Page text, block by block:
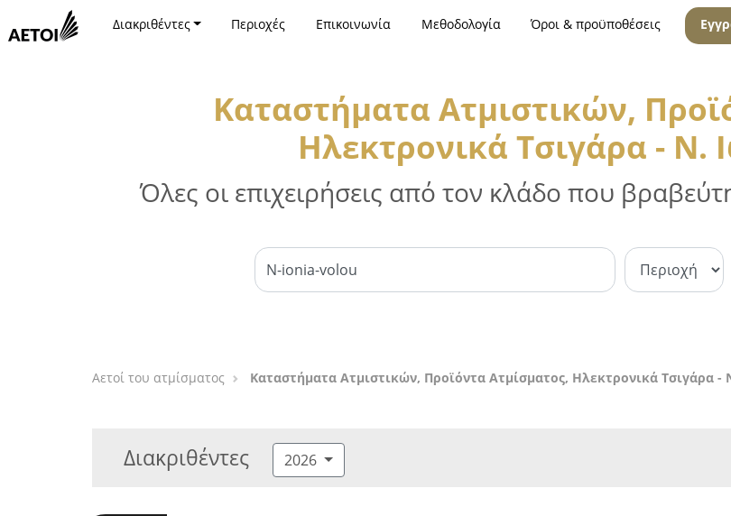
Διακριθέντες Περιοχές Επικοινωνία Μεθοδολογία Όροι & προϋποθέσεις
Καταστήματα Ατμιστικών,
Ηλεκτρονικά Τσιγάρα - Ν.
Όλες οι επιχειρήσεις από τον κλάδο που
Αετοί του ατμίσματος Καταστήματα Ατμιστικών, Προϊόντα Ατμίσματος, Ηλεκτρονικά Τσιγάρα -
Διακριθέντες 2026